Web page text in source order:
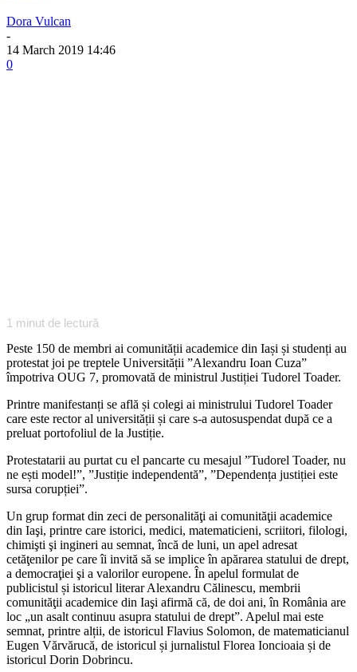
Dora Vulcan
-
14 March 2019 14:46
0
1 minut de lectură
Peste 150 de membri ai comunității academice din Iași și studenți au
protestat joi pe treptele Universității ”Alexandru Ioan Cuza”
împotriva OUG 7, promovată de ministrul Justiției Tudorel Toader.
Printre manifestanți se află și colegi ai ministrului Tudorel Toader
care este rector al universității și care s-a autosuspendat după ce a
preluat portofoliul de la Justiție.
Protestatarii au purtat cu el pancarte cu mesajul ”Tudorel Toader, nu
ne ești model!”, ”Justiție independentă”, ”Dependența justiției este
sursa corupției”.
Un grup format din zeci de personalităţi ai comunităţii academice
din Iaşi, printre care istorici, medici, matematicieni, scriitori, filologi,
chimişti şi ingineri au semnat, încă de luni, un apel adresat
cetăţenilor pe care îi invită să se implice în apărarea statului de drept,
a democraţiei şi a valorilor europene. În apelul formulat de
publicistul și istoricul literar Alexandru Călinescu, membrii
comunităţii academice din Iaşi afirmă că, de doi ani, în România are
loc „un asalt continuu asupra statului de drept”. Apelul mai este
semnat, printre alții, de istoricul Flavius Solomon, de matematicianul
Eugen Vărvărucă, de istoricul și jurnalistul Florea Ioncioaia și de
istoricul Dorin Dobrincu.